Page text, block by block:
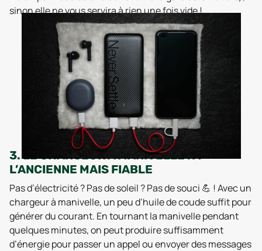
sinon elle ne vous servira à rien une fois vide !
3. LE CHARGEUR À MANIVELLE : À
L’ANCIENNE MAIS FIABLE
Pas d’électricité ? Pas de soleil ? Pas de souci 💪 ! Avec un
chargeur à manivelle, un peu d’huile de coude suffit pour
générer du courant. En tournant la manivelle pendant
quelques minutes, on peut produire suffisamment
d’énergie pour passer un appel ou envoyer des messages